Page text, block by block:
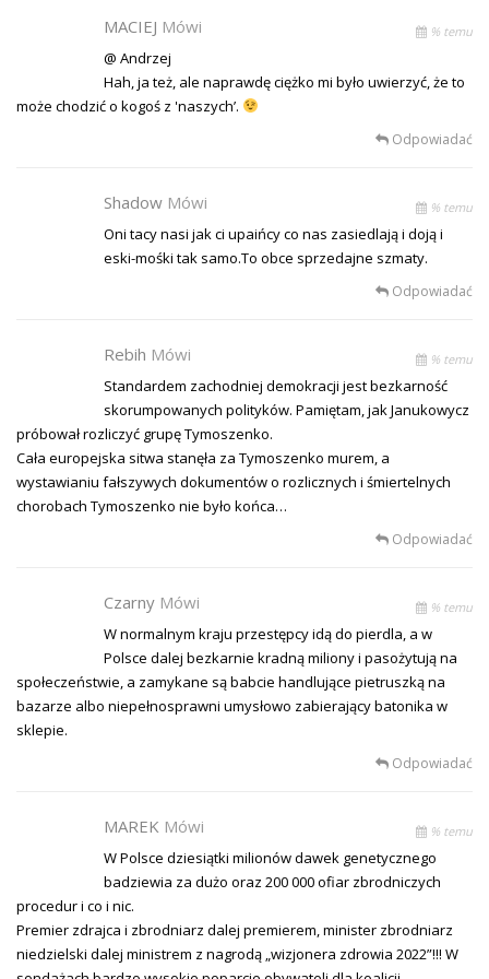
MACIEJ Mówi % temu
@ Andrzej
Hah, ja też, ale naprawdę ciężko mi było uwierzyć, że to
może chodzić o kogoś z 'naszych’.
Odpowiadać
Shadow Mówi % temu
Oni tacy nasi jak ci upaińcy co nas zasiedlają i doją i
eski-mośki tak samo.To obce sprzedajne szmaty.
Odpowiadać
Rebih Mówi % temu
Standardem zachodniej demokracji jest bezkarność
skorumpowanych polityków. Pamiętam, jak Janukowycz
próbował rozliczyć grupę Tymoszenko.
Cała europejska sitwa stanęła za Tymoszenko murem, a
wystawianiu fałszywych dokumentów o rozlicznych i śmiertelnych
chorobach Tymoszenko nie było końca…
Odpowiadać
Czarny Mówi % temu
W normalnym kraju przestępcy idą do pierdla, a w
Polsce dalej bezkarnie kradną miliony i pasożytują na
społeczeństwie, a zamykane są babcie handlujące pietruszką na
bazarze albo niepełnosprawni umysłowo zabierający batonika w
sklepie.
Odpowiadać
MAREK Mówi % temu
W Polsce dziesiątki milionów dawek genetycznego
badziewia za dużo oraz 200 000 ofiar zbrodniczych
procedur i co i nic.
Premier zdrajca i zbrodniarz dalej premierem, minister zbrodniarz
niedzielski dalej ministrem z nagrodą „wizjonera zdrowia 2022”!!! W